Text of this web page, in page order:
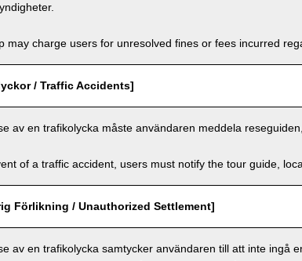
may charge users for unresolved fines or fees incurred
/ Traffic Accidents]
av en trafikolycka måste användaren meddela
of a traffic accident, users must notify the tour guide,
Förlikning / Unauthorized Settlement]
av en trafikolycka samtycker användaren till att inte ingå